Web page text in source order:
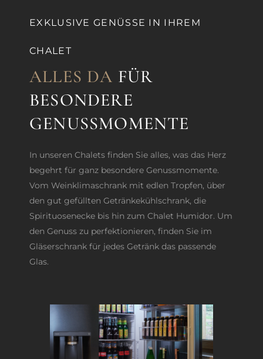
EXKLUSIVE GENÜSSE IN IHREM
CHALET
ALLES DA FÜR
BESONDERE
GENUSSMOMENTE
In unseren Chalets finden Sie alles, was das Herz
begehrt für ganz besondere Genussmomente.
Vom Weinklimaschrank mit edlen Tropfen, über
den gut gefüllten Getränkekühlschrank, die
Spirituosenecke bis hin zum Chalet Humidor. Um
den Genuss zu perfektionieren, finden Sie im
Gläserschrank für jedes Getränk das passende
Glas.